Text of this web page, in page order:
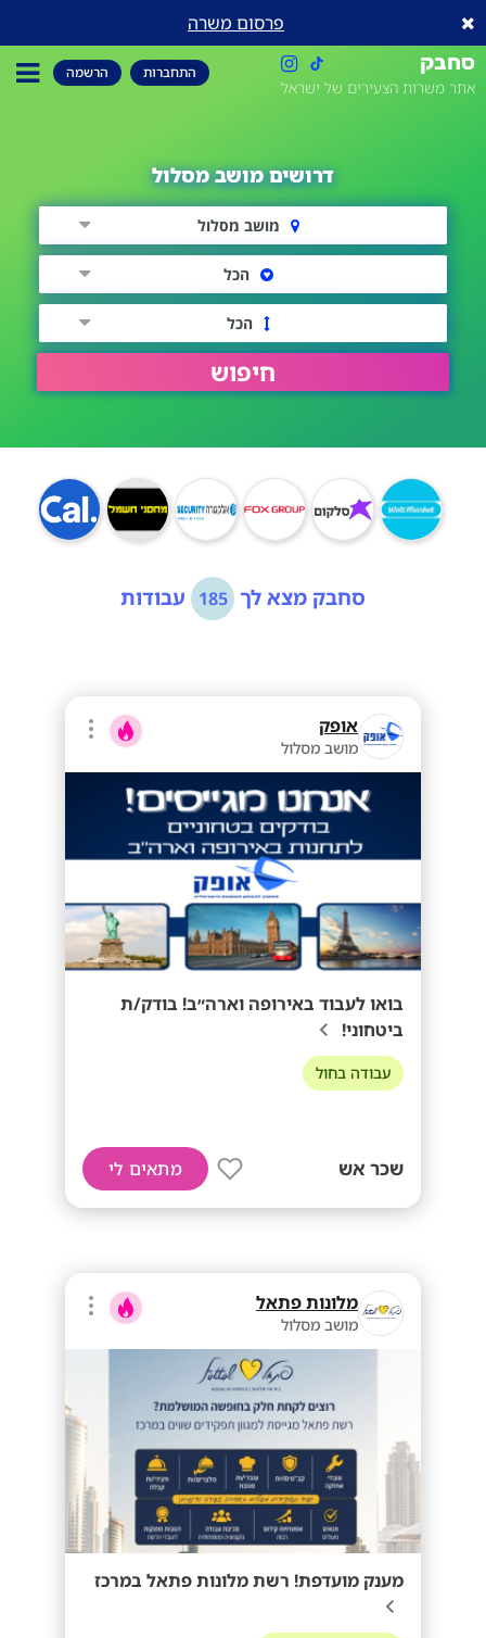
פרסום משרה
סחבק
אתר משרות הצעירים של ישראל
התחברות הרשמה
דרושים מושב מסלול
מושב מסלול
הכל
הכל
חיפוש
סחבק מצא לך 185 עבודות
אופק
מושב מסלול
בואו לעבוד באירופה וארה״ב! בודק/ת
ביטחוני!
עבודה בחול
שכר אש מתאים לי
מלונות פתאל
מושב מסלול
מענק מועדפת! רשת מלונות פתאל במרכז